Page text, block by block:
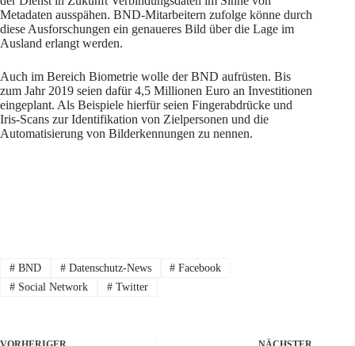
Metadaten ausspähen. BND-Mitarbeitern zufolge könne durch
diese Ausforschungen ein genaueres Bild über die Lage im
Ausland erlangt werden.
Auch im Bereich Biometrie wolle der BND aufrüsten. Bis
zum Jahr 2019 seien dafür 4,5 Millionen Euro an Investitionen
eingeplant. Als Beispiele hierfür seien Fingerabdrücke und
Iris-Scans zur Identifikation von Zielpersonen und die
Automatisierung von Bilderkennungen zu nennen.
#BND #Datenschutz-News # Facebook
#Social Network #Twitter